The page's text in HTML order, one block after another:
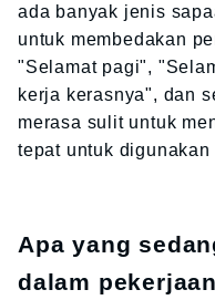
ada banyak jenis
untuk membedakan
"Selamat pagi",
kerja kerasnya", dan
merasa sulit untuk
tepat untuk digunakan
Apa yang
dalam